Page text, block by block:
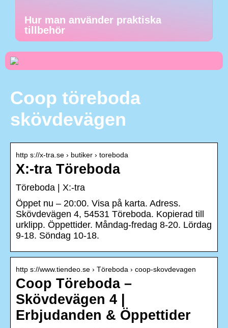
Hur man använder praktiska
tillbehör
Coop töreboda
skövdevägen
http s://x-tra.se › butiker › toreboda
X:-tra Töreboda
Töreboda | X:-tra
Öppet nu – 20:00. Visa på karta. Adress.
Skövdevägen 4, 54531 Töreboda. Kopierad till
urklipp. Öppettider. Måndag-fredag 8-20. Lördag
9-18. Söndag 10-18.
http s://www.tiendeo.se › Töreboda › coop-skovdevagen
Coop Töreboda –
Skövdevägen 4 |
Erbjudanden & Öppettider